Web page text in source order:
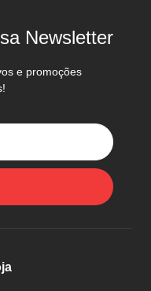
Newsletter
e promoções